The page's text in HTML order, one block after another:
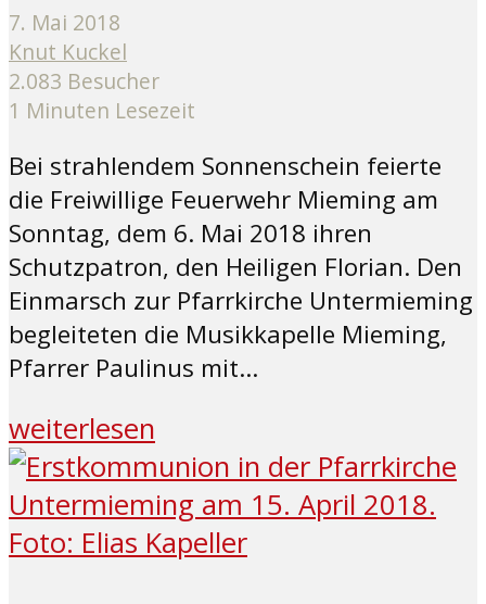
7. Mai 2018
Knut Kuckel
2.083 Besucher
1 Minuten Lesezeit
Bei strahlendem Sonnenschein feierte
die Freiwillige Feuerwehr Mieming am
Sonntag, dem 6. Mai 2018 ihren
Schutzpatron, den Heiligen Florian. Den
Einmarsch zur Pfarrkirche Untermieming
begleiteten die Musikkapelle Mieming,
Pfarrer Paulinus mit...
weiterlesen